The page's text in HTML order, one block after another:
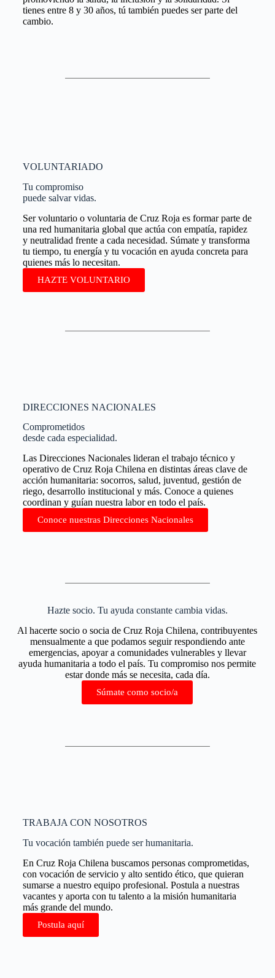
tienes entre 8 y 30 años, tú también puedes ser parte del
cambio.
VOLUNTARIADO
Tu compromiso
puede salvar vidas.
Ser voluntario o voluntaria de Cruz Roja es formar parte de
una red humanitaria global que actúa con empatía, rapidez
y neutralidad frente a cada necesidad. Súmate y transforma
tu tiempo, tu energía y tu vocación en ayuda concreta para
quienes más lo necesitan.
HAZTE VOLUNTARIO
DIRECCIONES NACIONALES
Comprometidos
desde cada especialidad.
Las Direcciones Nacionales lideran el trabajo técnico y
operativo de Cruz Roja Chilena en distintas áreas clave de
acción humanitaria: socorros, salud, juventud, gestión de
riego, desarrollo institucional y más. Conoce a quienes
coordinan y guían nuestra labor en todo el país.
Conoce nuestras Direcciones Nacionales
Hazte socio. Tu ayuda constante cambia vidas.
Al hacerte socio o socia de Cruz Roja Chilena, contribuyentes
mensualmente a que podamos seguir respondiendo ante
emergencias, apoyar a comunidades vulnerables y llevar
ayuda humanitaria a todo el país. Tu compromiso nos permite
estar donde más se necesita, cada día.
Súmate como socio/a
TRABAJA CON NOSOTROS
Tu vocación también puede ser humanitaria.
En Cruz Roja Chilena buscamos personas comprometidas,
con vocación de servicio y alto sentido ético, que quieran
sumarse a nuestro equipo profesional. Postula a nuestras
vacantes y aporta con tu talento a la misión humanitaria
más grande del mundo.
Postula aquí